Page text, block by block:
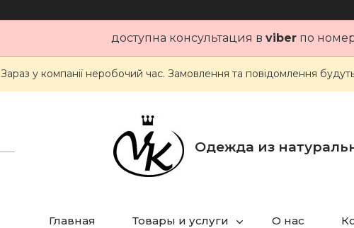
доступна консультация в viberпо
Зараз у компанії неробочий час. Замовлення та повідомлення
Одежда из
Главная Товары и услуги О нас